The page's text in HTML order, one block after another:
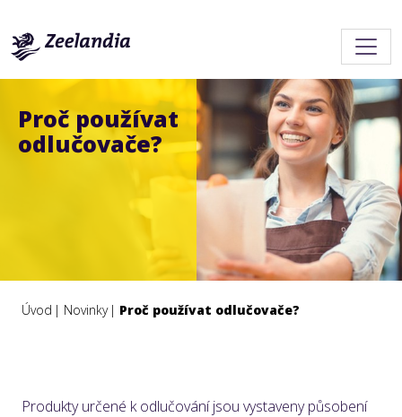
Proč používat
odlučovače?
Úvod Novinky Proč používat odlučovače?
Produkty určené k odlučování jsou vystaveny působení